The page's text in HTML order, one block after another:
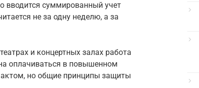
вводится суммированный учет
не за одну неделю, а за
и концертных залах работа
оплачиваться в повышенном
но общие принципы защиты